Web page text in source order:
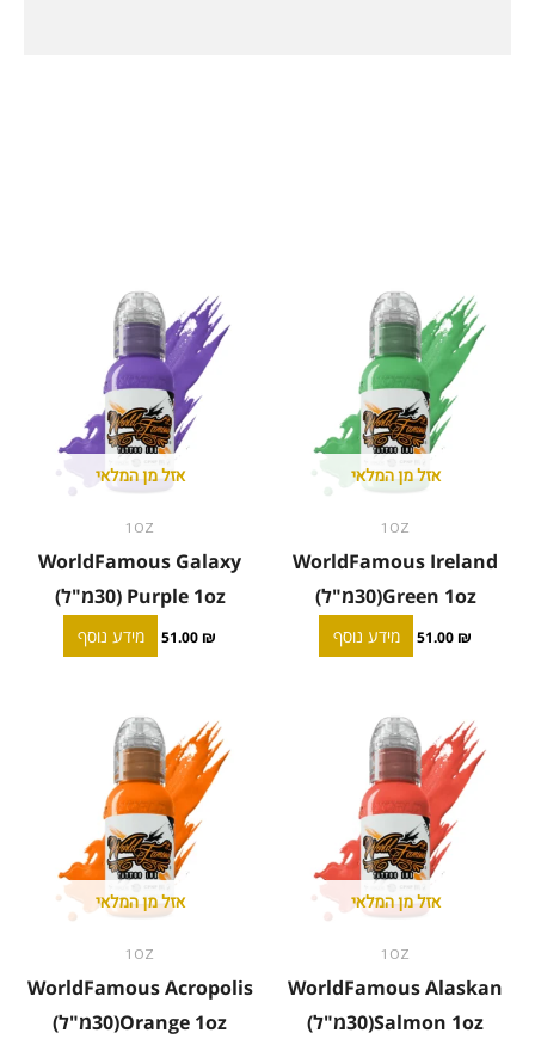
אזל מן המלאי
1OZ
WorldFamous Ireland
Green 1oz(30מ"ל)
51.00 ₪ מידע נוסף
אזל מן המלאי
1OZ
WorldFamous Galaxy
Purple 1oz (30מ"ל)
51.00 ₪ מידע נוסף
אזל מן המלאי
1OZ
WorldFamous Alaskan
Salmon 1oz(30מ"ל)
אזל מן המלאי
1OZ
WorldFamous Acropolis
Orange 1oz(30מ"ל)